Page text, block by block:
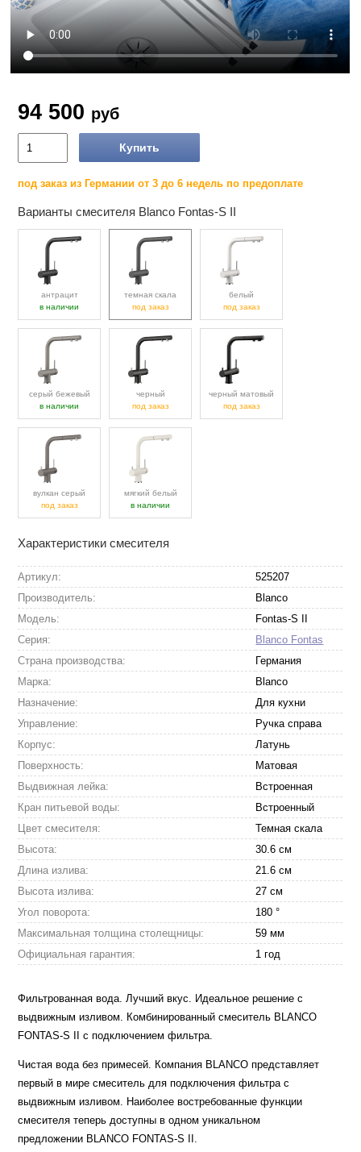
94 500 руб
Купить
под заказ из Германии от 3 до 6 недель по предоплате
Варианты смесителя Blanco Fontas-S II
антрацит
в наличии
темная скала
под заказ
белый
под заказ
серый бежевый
в наличии
черный
под заказ
черный матовый
под заказ
вулкан серый
под заказ
мягкий белый
в наличии
Характеристики смесителя
Артикул:
525207
Производитель:
Blanco
Модель:
Fontas-S II
Серия:
Blanco Fontas
Страна производства:
Германия
Марка:
Blanco
Назначение:
Для кухни
Управление:
Ручка справа
Корпус:
Латунь
Поверхность:
Матовая
Выдвижная лейка:
Встроенная
Кран питьевой воды:
Встроенный
Цвет смесителя:
Темная скала
Высота:
30.6 см
Длина излива:
21.6 см
Высота излива:
27 см
Угол поворота:
180 °
Максимальная толщина столещницы:
59 мм
Официальная гарантия:
1 год
Фильтрованная вода. Лучший вкус. Идеальное решение с
выдвижным изливом. Комбинированный смеситель BLANCO
FONTAS-S II с подключением фильтра.
Чистая вода без примесей. Компания BLANCO представляет
первый в мире смеситель для подключения фильтра с
выдвижным изливом. Наиболее востребованные функции
смесителя теперь доступны в одном уникальном
предложении BLANCO FONTAS-S II.